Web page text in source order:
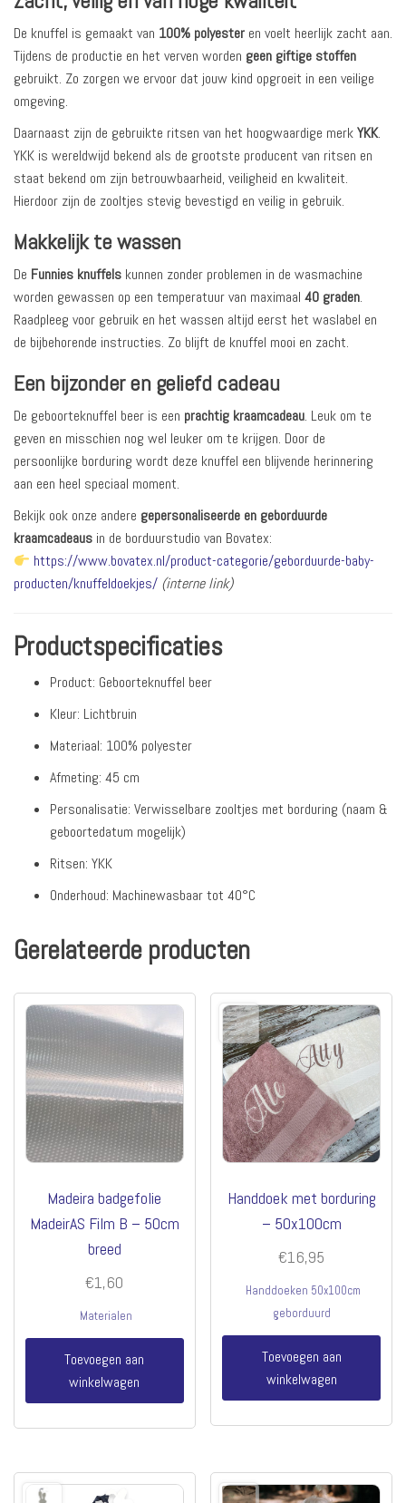
De knuffel is gemaakt van 100% polyester en voelt heerlijk zacht aan.
Tijdens de productie en het verven worden geen giftige stoffen
gebruikt. Zo zorgen we ervoor dat jouw kind opgroeit in een veilige
omgeving.
Daarnaast zijn de gebruikte ritsen van het hoogwaardige merkYKK.
YKK is wereldwijd bekend als de grootste producent van ritsen en
staat bekend om zijn betrouwbaarheid, veiligheid en kwaliteit.
Hierdoor zijn de zooltjes stevig bevestigd en veilig in gebruik.
Makkelijk te wassen
De Funnies knuffels kunnen zonder problemen in de wasmachine
worden gewassen op een temperatuur van maximaal 40 graden.
Raadpleeg voor gebruik en het wassen altijd eerst het waslabel en
de bijbehorende instructies. Zo blijft de knuffel mooi en zacht.
Een bijzonder en geliefd cadeau
De geboorteknuffel beer is een prachtig kraamcadeau. Leuk om te
geven en misschien nog wel leuker om te krijgen. Door de
persoonlijke borduring wordt deze knuffel een blijvende herinnering
aan een heel speciaal moment.
Bekijk ook onze andere gepersonaliseerde en geborduurde
kraamcadeaus in de borduurstudio van Bovatex:
https://www.bovatex.nl/product-categorie/geborduurde-baby-
producten/knuffeldoekjes/ (interne link)
Productspecificaties
Product: Geboorteknuffel beer
Kleur: Lichtbruin
Materiaal: 100% polyester
Afmeting: 45 cm
Personalisatie: Verwisselbare zooltjes met borduring (naam &
geboortedatum mogelijk)
Ritsen: YKK
Onderhoud: Machinewasbaar tot 40°C
Gerelateerde producten
Madeira badgefolie
MadeirAS Film B – 50cm
breed
€1,60
Materialen
Toevoegen aan
winkelwagen
Handdoek met borduring
– 50x100cm
€16,95
Handdoeken 50x100cm
geborduurd
Toevoegen aan
winkelwagen